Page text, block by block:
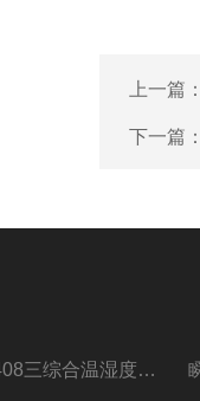
上一篇：
下一篇：
THV-408三综合温湿度振动试验箱